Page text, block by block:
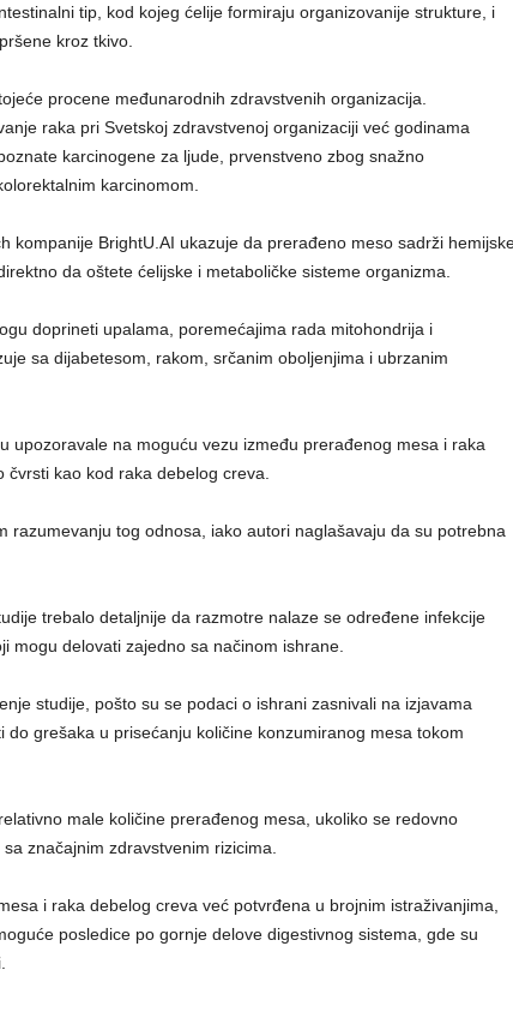
tip, kod kojeg ćelije formiraju organizovanije strukture, i
kroz tkivo.
procene međunarodnih zdravstvenih organizacija.
raka pri Svetskoj zdravstvenoj organizaciji već godinama
karcinogene za ljude, prvenstveno zbog snažno
karcinomom.
kompanije BrightU.AI ukazuje da prerađeno meso sadrži
da oštete ćelijske i metaboličke sisteme organizma.
doprineti upalama, poremećajima rada mitohondrija i
sa dijabetesom, rakom, srčanim oboljenjima i ubrzanim
upozoravale na moguću vezu između prerađenog mesa i raka
kao kod raka debelog creva.
razumevanju tog odnosa, iako autori naglašavaju da su potrebna
trebalo detaljnije da razmotre nalaze se određene infekcije
mogu delovati zajedno sa načinom ishrane.
studije, pošto su se podaci o ishrani zasnivali na izjavama
do grešaka u prisećanju količine konzumiranog mesa tokom
male količine prerađenog mesa, ukoliko se redovno
značajnim zdravstvenim rizicima.
i raka debelog creva već potvrđena u brojnim istraživanjima,
posledice po gornje delove digestivnog sistema, gde su